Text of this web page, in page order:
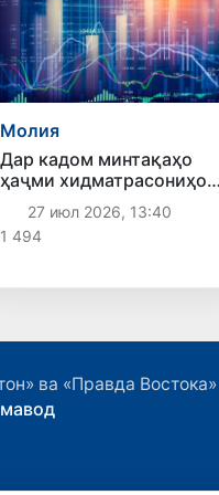
Молия
Дар кадом минтақаҳо
ҳаҷми хидматрасониҳои
молиявӣ баланд аст?
27 июл 2026, 13:40
1 494
ва «Правда Востока»